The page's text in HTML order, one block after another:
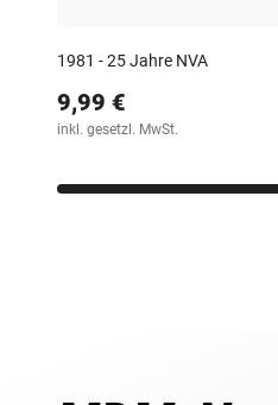
1981 - 25 Jahre NVA
9,99 €
inkl. gesetzl. MwSt.